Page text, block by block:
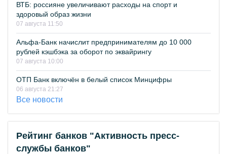
ВТБ: россияне увеличивают расходы на спорт и
здоровый образ жизни
07 августа 11:50
Альфа-Банк начислит предпринимателям до 10 000
рублей кэшбэка за оборот по эквайрингу
07 августа 10:00
ОТП Банк включён в белый список Минцифры
06 августа 21:27
Все новости
Рейтинг банков "Активность пресс-
службы банков"